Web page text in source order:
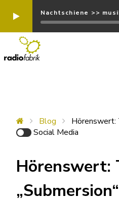
Nachtschiene >>
Blog
Hörenswert:
Social Media
Hörenswert:
„Submersion“